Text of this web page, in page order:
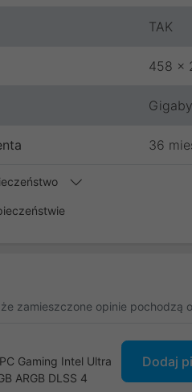
TAK
458 x
36
zamieszczone opinie
Gaming Intel Ultra
ARGB DLSS 4
Dodaj